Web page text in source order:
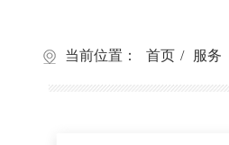
当前位置： 首页 / 服务